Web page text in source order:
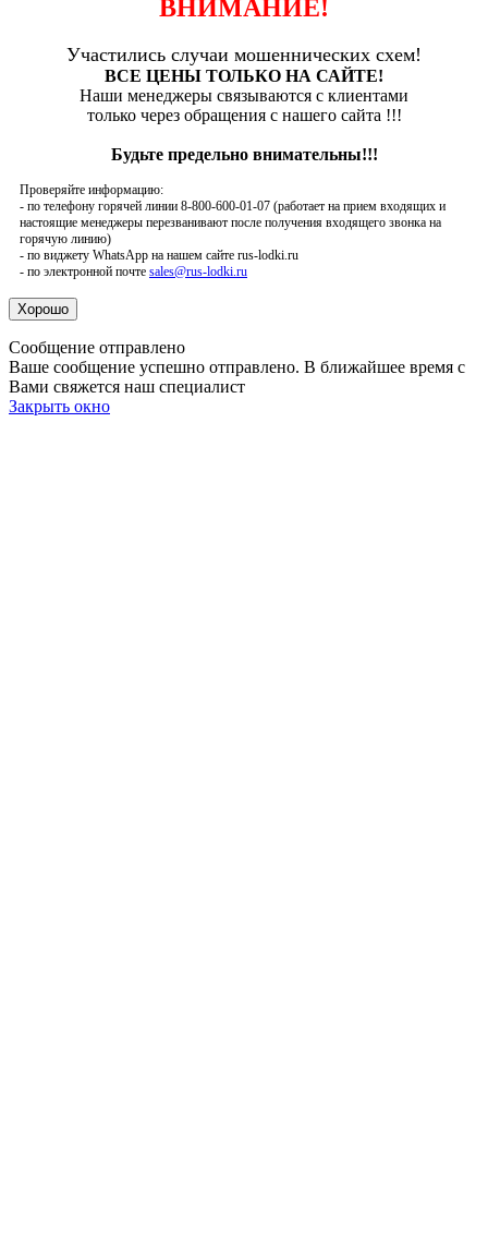
ВНИМАНИЕ!
Участились случаи мошеннических схем!
ВСЕ ЦЕНЫ ТОЛЬКО НА САЙТЕ!
Наши менеджеры связываются с клиентами
только через обращения с нашего сайта !!!
Будьте предельно внимательны!!!
Проверяйте информацию:
- по телефону горячей линии 8-800-600-01-07 (работает на прием входящих и
настоящие менеджеры перезванивают после получения входящего звонка на
горячую линию)
- по виджету WhatsApp на нашем сайте rus-lodki.ru
- по электронной почте sales@rus-lodki.ru
Сообщение отправлено
Ваше сообщение успешно отправлено. В ближайшее время с
Вами свяжется наш специалист
Закрыть окно